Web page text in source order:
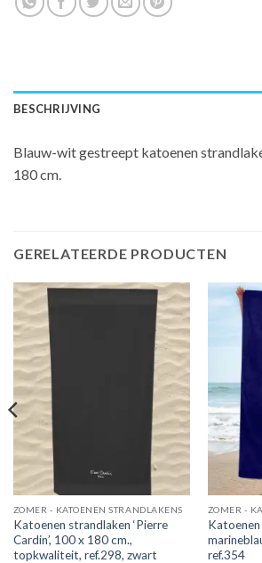
BESCHRIJVING
Blauw-wit gestreept katoenen
180 cm.
GERELATEERDE PRODUCTEN
ZOMER - KATOENEN STRANDLAKENS
Katoenen strandlaken ‘Pierre
Cardin’, 100 x 180 cm.,
topkwaliteit, ref.298, zwart
ZOMER -
ref.354